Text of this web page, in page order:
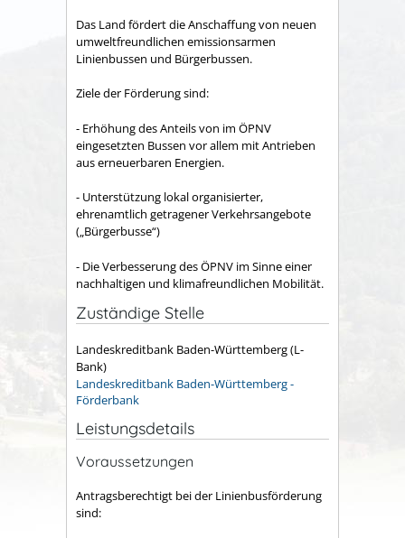
Das Land fördert dieAnschaffungvon neuen
umweltfreundlichen emissionsarmen
Linienbussen und Bürgerbussen.
Ziele der Förderung sind:
- Erhöhung des Anteils von im ÖPNV
eingesetzten Bussen vor allem mit Antrieben
aus erneuerbaren Energien.
- Unterstützung lokal organisierter,
ehrenamtlich getragener Verkehrsangebote
(„Bürgerbusse“)
- Die Verbesserung des ÖPNV im Sinne einer
nachhaltigen und klimafreundlichen Mobilität.
Zuständige Stelle
Landeskreditbank Baden-Württemberg (L-
Bank)
Landeskreditbank Baden-Württemberg -
Förderbank
Leistungsdetails
Voraussetzungen
Antragsberechtigt bei der Linienbusförderung
sind: